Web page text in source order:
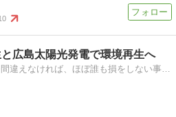
広島太陽光発電で環境再生へ
太陽光発電は、やり方を間違えなければ、ほぼ誰も損をしない事業です。クリーンエネルギー創出、耕作放棄地解消、自治会税収UP！！